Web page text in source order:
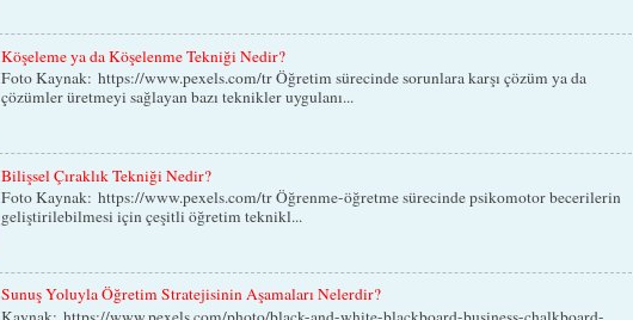
Köşeleme ya da Köşelenme Tekniği Nedir?
Foto Kaynak: https://www.pexels.com/tr Öğretim sürecinde sorunlara karşı çözüm ya da
çözümler üretmeyi sağlayan bazı teknikler uygulanı...
Bilişsel Çıraklık Tekniği Nedir?
Foto Kaynak: https://www.pexels.com/tr Öğrenme-öğretme sürecinde psikomotor becerilerin
geliştirilebilmesi için çeşitli öğretim teknikl...
Sunuş Yoluyla Öğretim Stratejisinin Aşamaları Nelerdir?